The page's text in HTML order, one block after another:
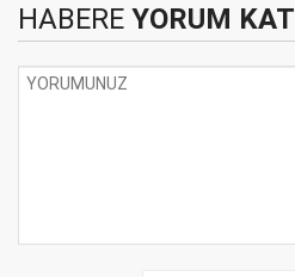
HABERE YORUM KAT